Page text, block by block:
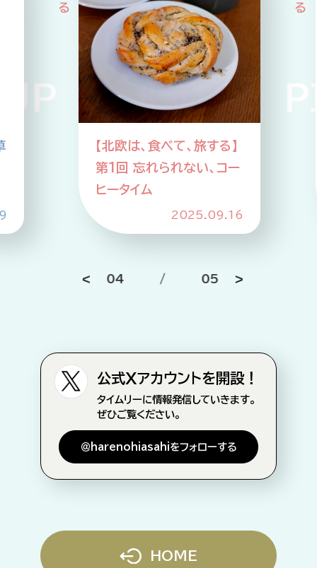
【北欧は、食べて、旅する】
第1回 忘れられない、コー
ヒータイム
2025.09.16
04 / 05
公式Xアカウントを開設！
タイムリーに情報発信していきます。
ぜひご覧ください。
＠harenohiasahiをフォローする
HOME